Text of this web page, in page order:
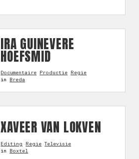
IRA GUINEVERE
HOEFSMID
Documentaire Productie Regie
in Breda
XAVEER VAN LOKVEN
Editing Regie Televisie
in Boxtel